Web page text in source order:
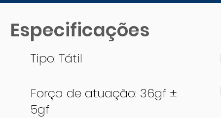
Especificações
Tipo: Tátil
Força de atuação: 36gf ±
5gf